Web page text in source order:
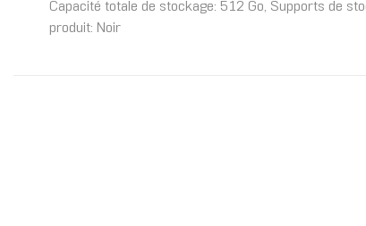
Capacité totale de stockage: 512 Go, Supports de
produit: Noir